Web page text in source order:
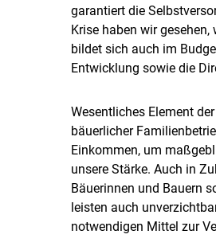
garantiert die
Krise haben wir
bildet sich auch im
Entwicklung sowie die
Wesentliches Element
bäuerlicher
Einkommen, um
unsere Stärke. Auch in
Bäuerinnen und Bauern
leisten auch
notwendigen Mittel zur